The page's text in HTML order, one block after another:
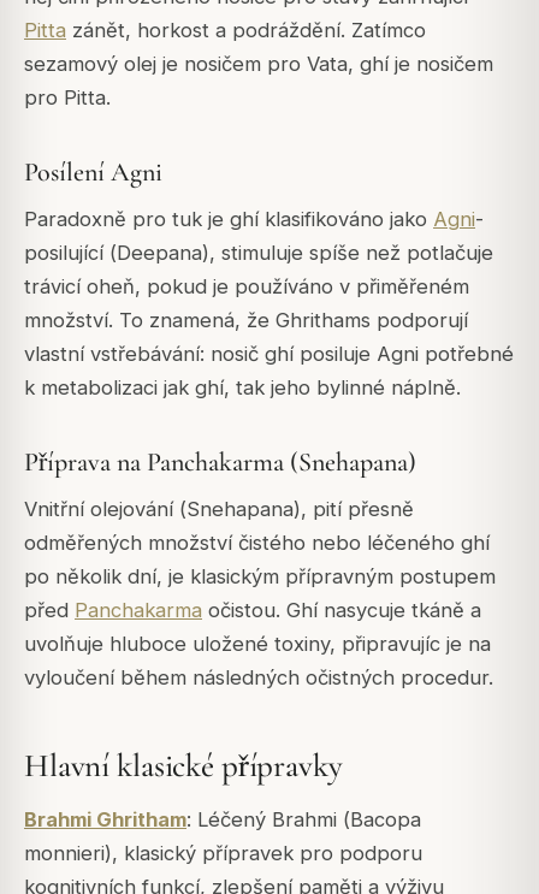
Pitta zánět, horkost a podráždění. Zatímco
sezamový olej je nosičem pro Vata, ghí je nosičem
pro Pitta.
Posílení Agni
Paradoxně pro tuk je ghí klasifikováno jako Agni-
posilující (Deepana), stimuluje spíše než potlačuje
trávicí oheň, pokud je používáno v přiměřeném
množství. To znamená, že Ghrithams podporují
vlastní vstřebávání: nosič ghí posiluje Agni potřebné
k metabolizaci jak ghí, tak jeho bylinné náplně.
Příprava na Panchakarma (Snehapana)
Vnitřní olejování (Snehapana), pití přesně
odměřených množství čistého nebo léčeného ghí
po několik dní, je klasickým přípravným postupem
před Panchakarma očistou. Ghí nasycuje tkáně a
uvolňuje hluboce uložené toxiny, připravujíc je na
vyloučení během následných očistných procedur.
Hlavní klasické přípravky
Brahmi Ghritham: Léčený Brahmi (Bacopa
monnieri), klasický přípravek pro podporu
kognitivních funkcí, zlepšení paměti a výživu